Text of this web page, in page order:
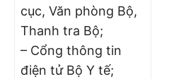
cục, Văn phòng Bộ,
Thanh tra Bộ;
– Cổng thông tin
điện tử Bộ Y tế;